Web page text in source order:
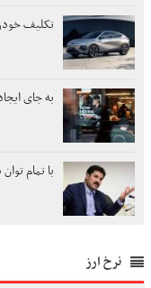
تکلیف
به جای ایجاد شغل، ۲۳
با تمام
نرخ ارز